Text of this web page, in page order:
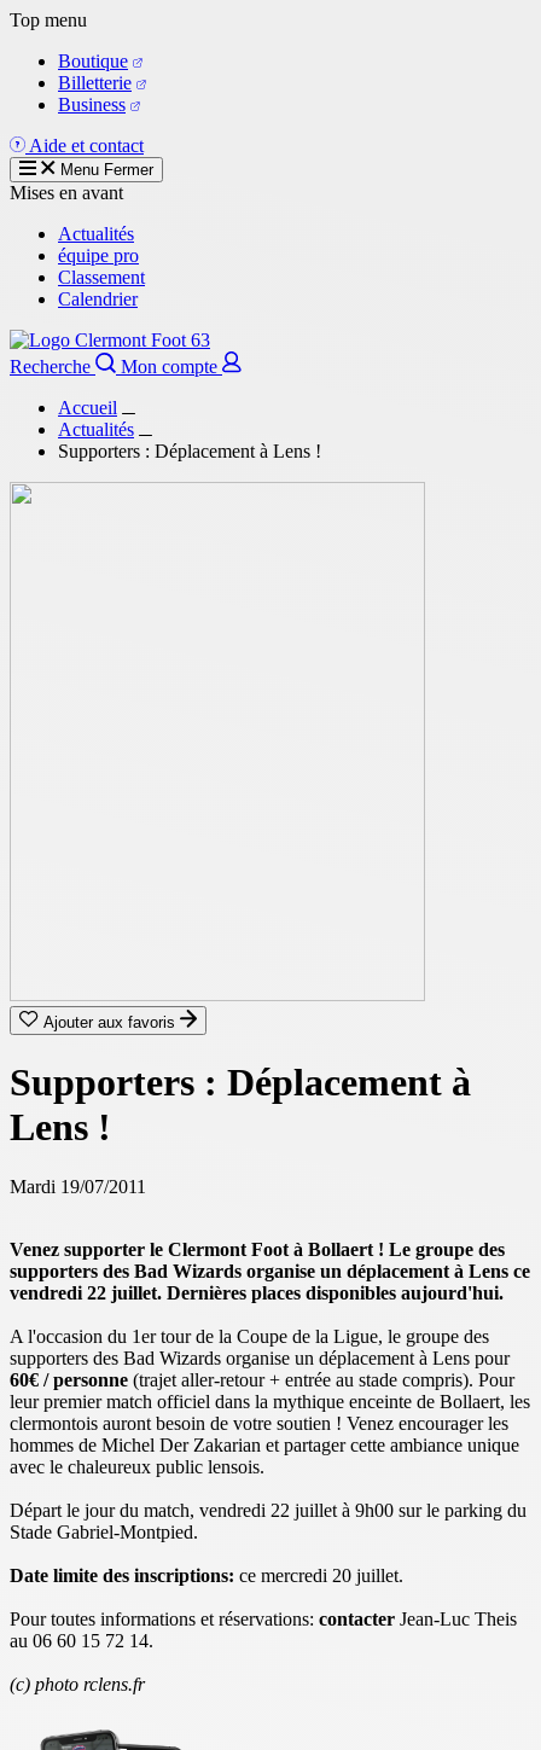
Aller
contenu
principal
Top menu
Boutique
Billetterie
Business
Aide et contact
Menu Fermer
Mises en avant
Actualités
équipe pro
Classement
Calendrier
Recherche
Mon compte
Accueil
Actualités
Supporters : Déplacement à Lens !
Ajouter aux favoris
Supporters : Déplacement à
Lens !
Mardi 19/07/2011
Venez supporter le Clermont Foot à Bollaert ! Le groupe des
supporters des Bad Wizards organise un déplacement à Lens ce
vendredi 22 juillet. Dernières places disponibles aujourd'hui.
A l'occasion du 1er tour de la Coupe de la Ligue, le groupe des
supporters des Bad Wizards organise un déplacement à Lens pour
60€ / personne (trajet aller-retour + entrée au stade compris). Pour
leur premier match officiel dans la mythique enceinte de Bollaert, les
clermontois auront besoin de votre soutien ! Venez encourager les
hommes de Michel Der Zakarian et partager cette ambiance unique
avec le chaleureux public lensois.
Départ le jour du match, vendredi 22 juillet à 9h00 sur le parking du
Stade Gabriel-Montpied.
Date limite des inscriptions: ce mercredi 20 juillet.
Pour toutes informations et réservations: contacter Jean-Luc Theis
au 06 60 15 72 14.
(c) photo rclens.fr